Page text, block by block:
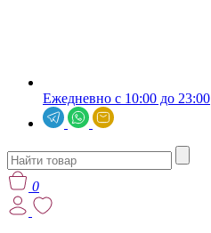
Ежедневно с 10:00 до 23:00
0